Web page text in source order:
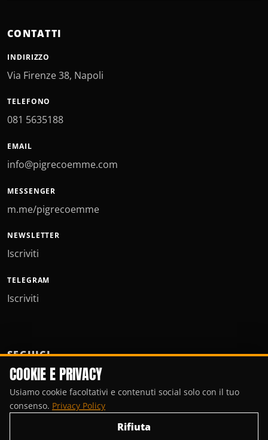
CONTATTI
INDIRIZZO
Via Firenze 38, Napoli
TELEFONO
081 5635188
EMAIL
info@pigrecoemme.com
MESSENGER
m.me/pigrecoemme
NEWSLETTER
Iscriviti
TELEGRAM
Iscriviti
SEGUICI
COOKIE E PRIVACY
Usiamo cookie facoltativi e contenuti social solo con il tuo
consenso. Privacy Policy
Rifiuta